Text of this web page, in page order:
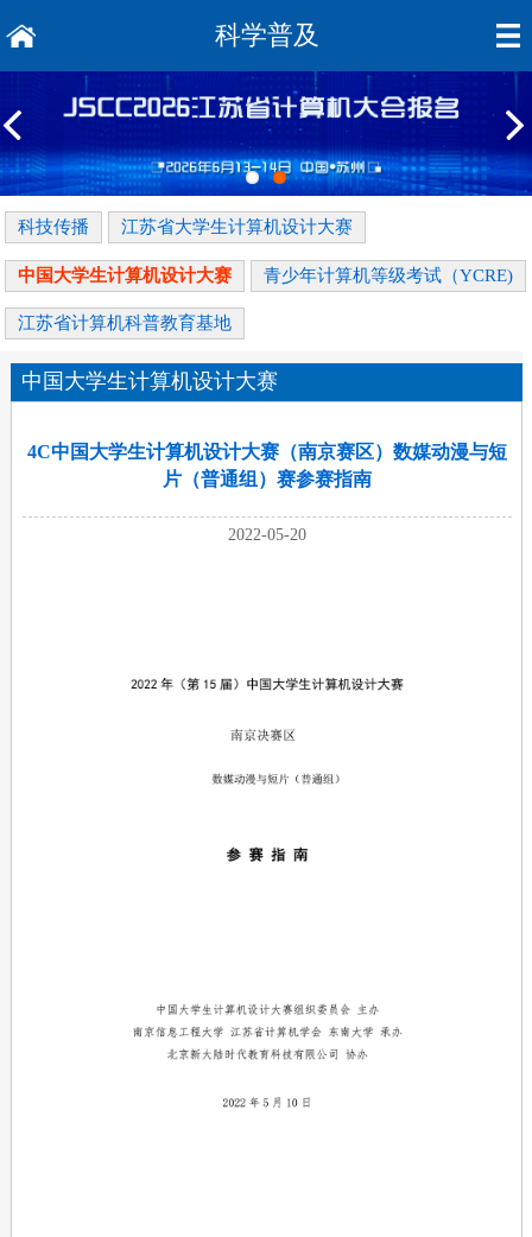
科学普及
科技传播 江苏省大学生计算机设计大赛
中国大学生计算机设计大赛 青少年计算机等级考试（YCRE)
江苏省计算机科普教育基地
中国大学生计算机设计大赛
4C中国大学生计算机设计大赛（南京赛区）数媒动漫与短
片（普通组）赛参赛指南
2022-05-20